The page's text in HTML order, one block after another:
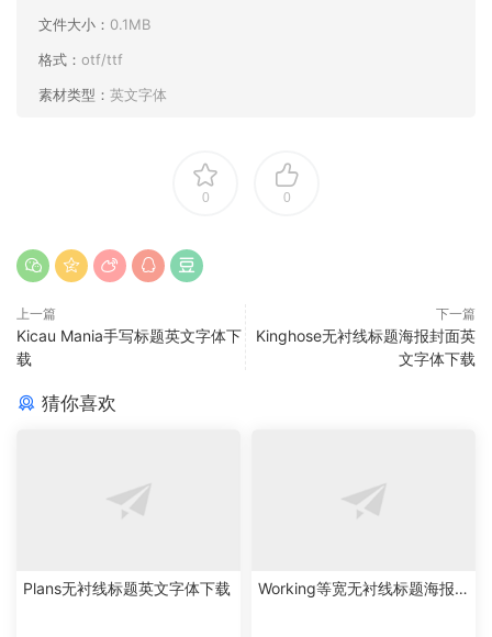
文件大小： 0.1MB
格式： otf/ttf
素材类型： 英文字体
0 0
上一篇
Kicau Mania手写标题英文字体下
载
下一篇
Kinghose无衬线标题海报封面英
文字体下载
猜你喜欢
Plans无衬线标题英文字体下载
Working等宽无衬线标题海报